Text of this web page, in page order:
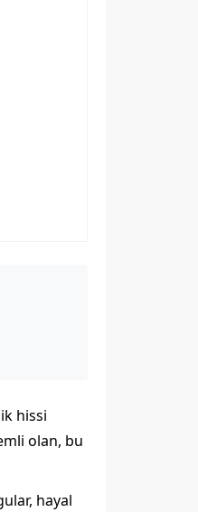
hissi
olan, bu
hayal